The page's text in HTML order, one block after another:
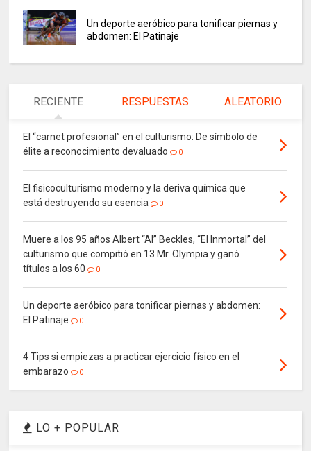
Un deporte aeróbico para tonificar piernas y
abdomen: El Patinaje
RECIENTE RESPUESTAS ALEATORIO
El “carnet profesional” en el culturismo: De símbolo de
élite a reconocimiento devaluado
0
El fisicoculturismo moderno y la deriva química que
está destruyendo su esencia
0
Muere a los 95 años Albert “Al” Beckles, “El Inmortal” del
culturismo que compitió en 13 Mr. Olympia y ganó
títulos a los 60
0
Un deporte aeróbico para tonificar piernas y abdomen:
El Patinaje
0
4 Tips si empiezas a practicar ejercicio físico en el
embarazo
0
LO + POPULAR